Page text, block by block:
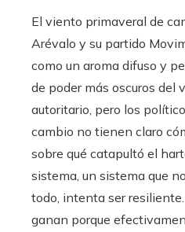
El viento primaveral de
Arévalo y su partido
como un aroma difuso y
de poder más oscuros del
autoritario, pero los
cambio no tienen claro
sobre qué catapultó el
sistema, un sistema que
todo, intenta ser
ganan porque